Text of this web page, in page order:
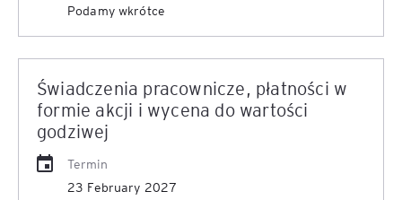
Podamy wkrótce
Świadczenia pracownicze, płatności w
formie akcji i wycena do wartości
godziwej
Termin
23 February 2027